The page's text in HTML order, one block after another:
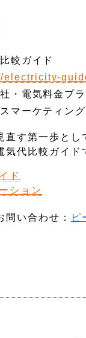
較ガイド
electricity-
・電気料金プ
マーケティン
直す第一歩と
気代比較ガイド
ド
ション
問い合わせ： ピ